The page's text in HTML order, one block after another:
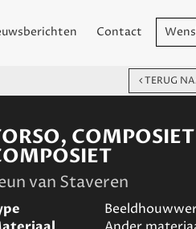
Contact
TERUG
van Staveren